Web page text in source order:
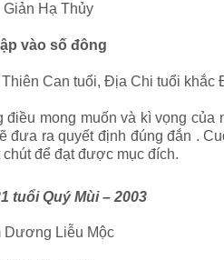
Giản Hạ Thủy
vào số đông
Can tuổi, Địa Chi tuổi khắc
điều mong muốn và kì vọng
đưa ra quyết định đúng đắn .
chút để đạt được mục đích.
tuổi Quý Mùi – 2003
Dương Liễu Mộc